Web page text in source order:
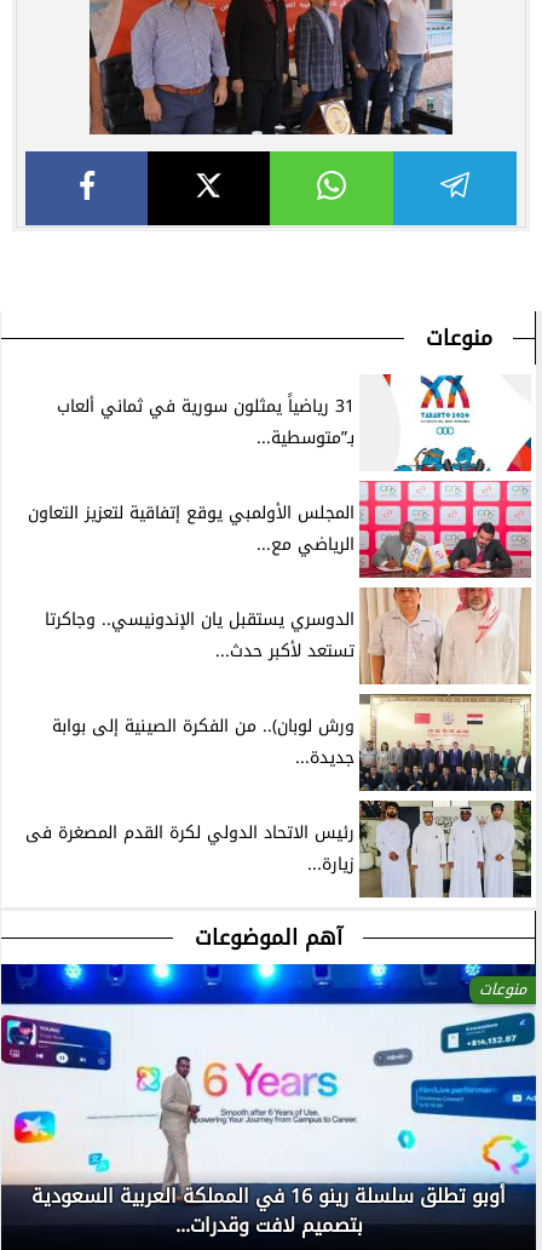
منوعات
31 رياضياً يمثلون سورية في ثماني ألعاب
بـ”متوسطية...
المجلس الأولمبي يوقع إتفاقية لتعزيز التعاون
الرياضي مع...
الدوسري يستقبل يان الإندونيسي.. وجاكرتا
تستعد لأكبر حدث...
ورش لوبان).. من الفكرة الصينية إلى بوابة
جديدة...
رئيس الاتحاد الدولي لكرة القدم المصغرة فى
زيارة...
آهم الموضوعات
منوعات
أوبو تطلق سلسلة رينو 16 في المملكة العربية السعودية
بتصميم لافت وقدرات...